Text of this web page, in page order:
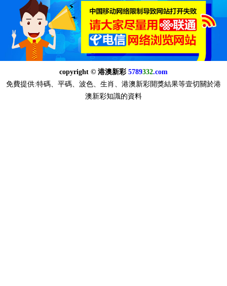
copyright © 港澳新彩 5789332.com
免費提供:特碼、平碼、波色、生肖、港澳新彩開獎結果等壹切關於港
澳新彩知識的資料